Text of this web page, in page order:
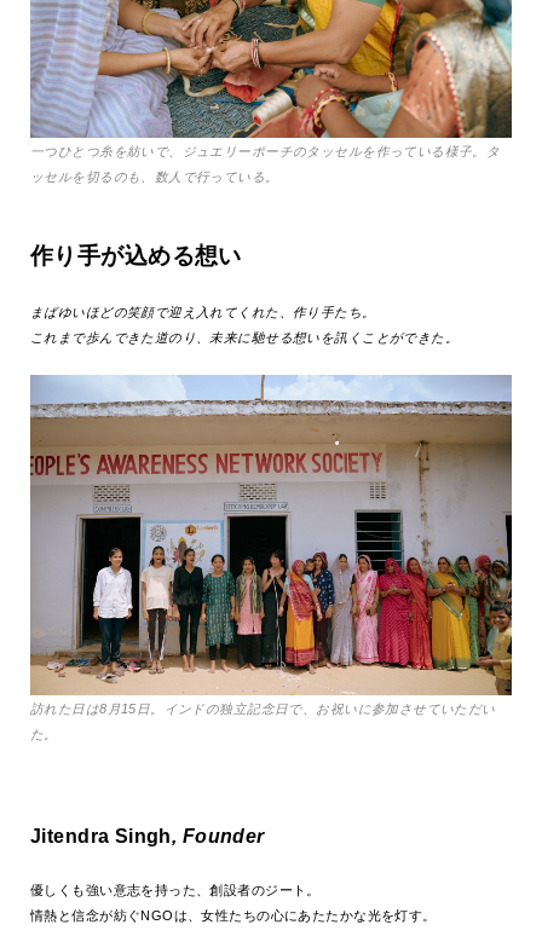
一つひとつ糸を紡いで、ジュエリーポーチのタッセルを作っている様子。タ
ッセルを切るのも、数人で行っている。
作り手が込める想い
まばゆいほどの笑顔で迎え入れてくれた、作り手たち。
これまで歩んできた道のり、未来に馳せる想いを訊くことができた。
訪れた日は8月15日。インドの独立記念日で、お祝いに参加させていただい
た。
Jitendra Singh, Founder
優しくも強い意志を持った、創設者のジート。
情熱と信念が紡ぐNGOは、女性たちの心にあたたかな光を灯す。